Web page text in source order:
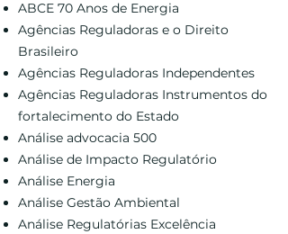
ABCE 70 Anos de Energia
Agências Reguladoras e o Direito
Brasileiro
Agências Reguladoras Independentes
Agências Reguladoras Instrumentos do
fortalecimento do Estado
Análise advocacia 500
Análise de Impacto Regulatório
Análise Energia
Análise Gestão Ambiental
Análise Regulatórias Excelência